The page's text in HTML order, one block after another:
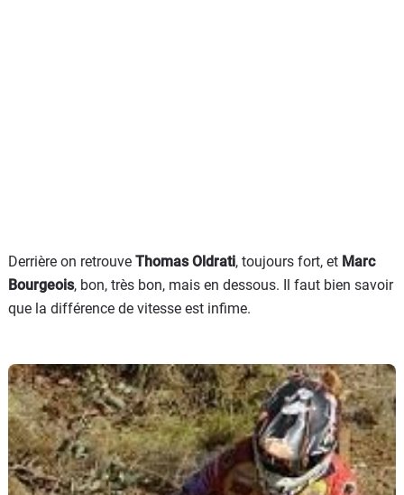
Derrière on retrouve Thomas Oldrati, toujours fort, et Marc
Bourgeois, bon, très bon, mais en dessous. Il faut bien savoir
que la différence de vitesse est infime.